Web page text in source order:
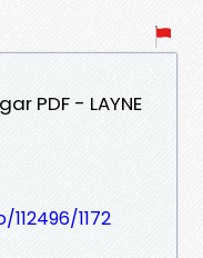
PDF - LAYNE
1172